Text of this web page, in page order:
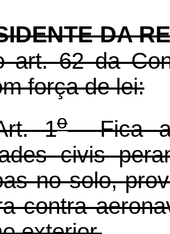
DA
art. 62 da
força de lei:
1oFica a
civis
no solo,
contra